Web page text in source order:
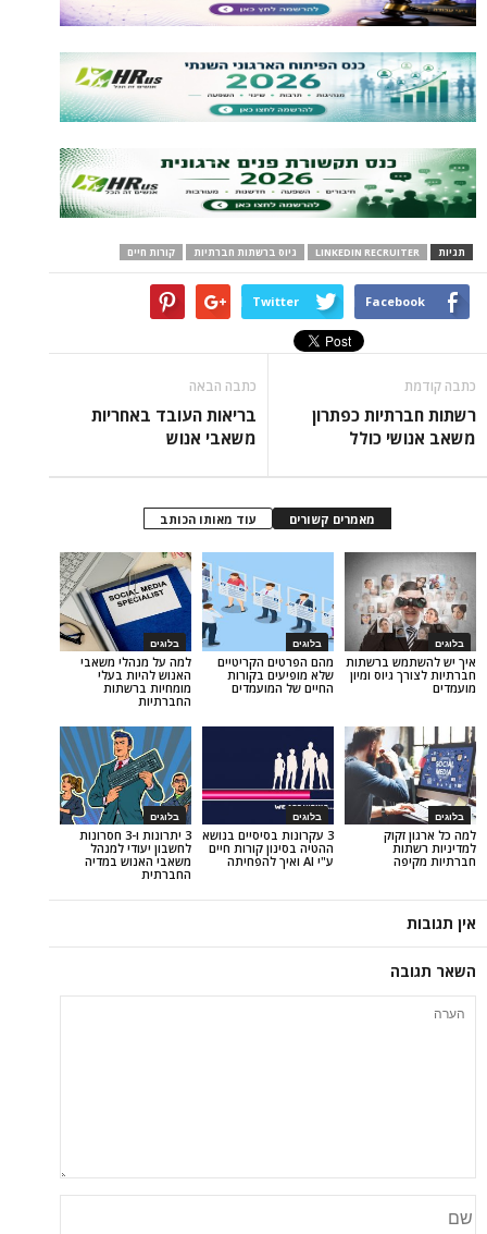
LINKEDIN גיוס ברשתות חברתיות קורות חיים
Twitter
כפתרון
כולל
בריאות העובד באחריות
משאבי אנוש
עוד מאותו הכותב
למה על מנהלי משאבי
האנוש להיות בעלי
מומחיות ברשתות
בלוגים
מהם הפרטים הקריטיים
שלא מופיעים בקורות
החיים של המועמדים
ברשתות
ומיון
3 יתרונות ו-3 חסרונות
לחשבון יעודי למנהל
משאבי האנוש במדיה
בלוגים
3 עקרונות בסיסיים בנושא
ההטיה בסינון קורות חיים
ע"י AI ואיך להפחיתה